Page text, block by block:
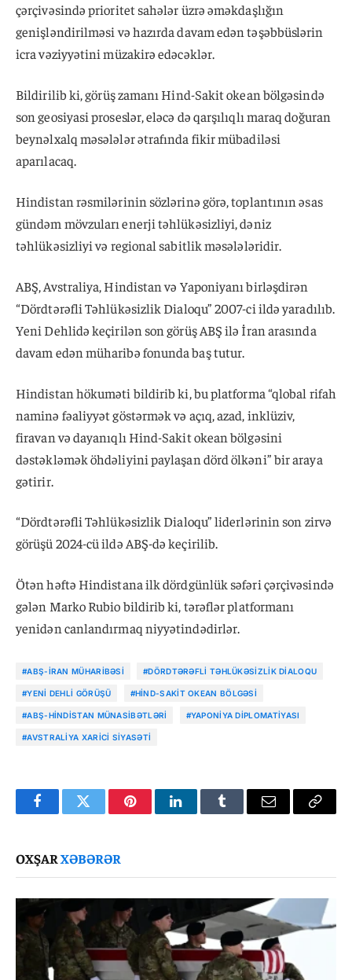
çərçivəsində prioritet sahələr üzrə əməkdaşlığın
genişləndirilməsi və hazırda davam edən təşəbbüslərin
icra vəziyyətini müzakirə edəcəklər.
Bildirilib ki, görüş zamanı Hind-Sakit okean bölgəsində
son geosiyasi proseslər, eləcə də qarşılıqlı maraq doğuran
beynəlxalq məsələlər ətrafında fikir mübadiləsi
aparılacaq.
Hindistan rəsmilərinin sözlərinə görə, toplantının əsas
gündəm mövzuları enerji təhlükəsizliyi, dəniz
təhlükəsizliyi və regional sabitlik məsələləridir.
ABŞ, Avstraliya, Hindistan və Yaponiyanı birləşdirən
“Dördtərəfli Təhlükəsizlik Dialoqu” 2007-ci ildə yaradılıb.
Yeni Dehlidə keçirilən son görüş ABŞ ilə İran arasında
davam edən müharibə fonunda baş tutur.
Hindistan hökuməti bildirib ki, bu platforma “qlobal rifah
naminə fəaliyyət göstərmək və açıq, azad, inklüziv,
firavan və dayanıqlı Hind-Sakit okean bölgəsini
dəstəkləmək öhdəliyini paylaşan dörd ölkəni” bir araya
gətirir.
“Dördtərəfli Təhlükəsizlik Dialoqu” liderlərinin son zirvə
görüşü 2024-cü ildə ABŞ-də keçirilib.
Ötən həftə Hindistana ilk dördgünlük səfəri çərçivəsində
gələn Marko Rubio bildirib ki, tərəflər platformanı
yenidən canlandırmaq niyyətindədirlər.
#ABŞ-İRAN MÜHARIBƏSI #DÖRDTƏRƏFLI TƏHLÜKƏSIZLIK DIALOQU
#YENI DEHLI GÖRÜŞÜ #HIND-SAKIT OKEAN BÖLGƏSI
#ABŞ-HINDISTAN MÜNASIBƏTLƏRI #YAPONIYA DIPLOMATIYASI
#AVSTRALIYA XARICI SIYASƏTI
FacebookTwitter PinterestLinkedInTumblr Email
Copy
OXŞARXƏBƏRƏR